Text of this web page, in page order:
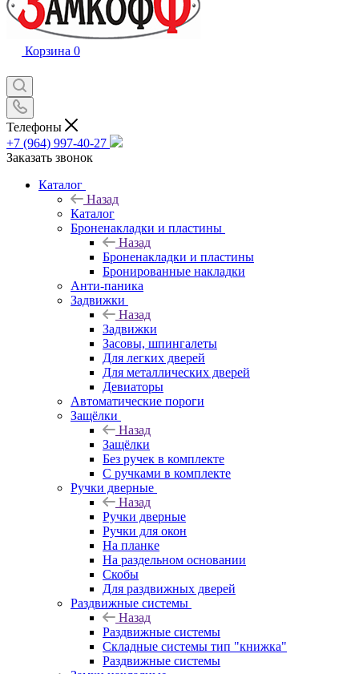
Корзина 0
Телефоны
+7 (964) 997-40-27
Заказать звонок
Каталог
Назад
Каталог
Броненакладки и пластины
Назад
Броненакладки и пластины
Бронированные накладки
Анти-паника
Задвижки
Назад
Задвижки
Засовы, шпингалеты
Для легких дверей
Для металлических дверей
Девиаторы
Автоматические пороги
Защёлки
Назад
Защёлки
Без ручек в комплекте
С ручками в комплекте
Ручки дверные
Назад
Ручки дверные
Ручки для окон
На планке
На раздельном основании
Скобы
Для раздвижных дверей
Раздвижные системы
Назад
Раздвижные системы
Складные системы тип "книжка"
Раздвижные системы